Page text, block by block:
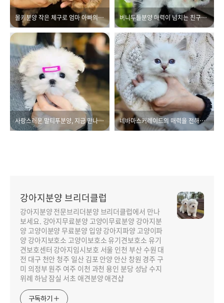
몰키분양 작은 체구로 엄마 아빠의 좋은 유전자를 물려받았어요 버니두들분양 매력이 넘치는 친구들이에요
사랑스러운 말티푸분양, 지금 만나보세요! 네바마스커레이드의 매력을 전해드리고자 합니다.
강아지분양 브리더클럽
강아지분양 전문브리더분양 브리더클럽에서 만나
보세요. 강아지무료분양 고양이무료분양 강아지분
양 고양이분양 무료분양 입양 강아지파양 고양이파
양 강아지보호소 고양이보호소 유기견보호소 유기
견보호센터 강아지임시보호 서울 인천 부산 수원 대
전 대구 천안 청주 일산 김포 안양 안산 창원 경주 구
미 의정부 원주 여주 이천 과천 용인 분당 성남 수지
위례 하남 잠실 서초 애견분양 애견샵
구독하기